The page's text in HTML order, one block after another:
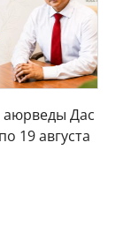
аюрведы Дас
19 августа
Spa